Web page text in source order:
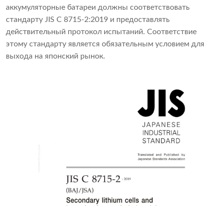
аккумуляторные батареи должны соответствовать
стандарту JIS C 8715-2:2019 и предоставлять
действительный протокол испытаний. Соответствие
этому стандарту является обязательным условием для
выхода на японский рынок.